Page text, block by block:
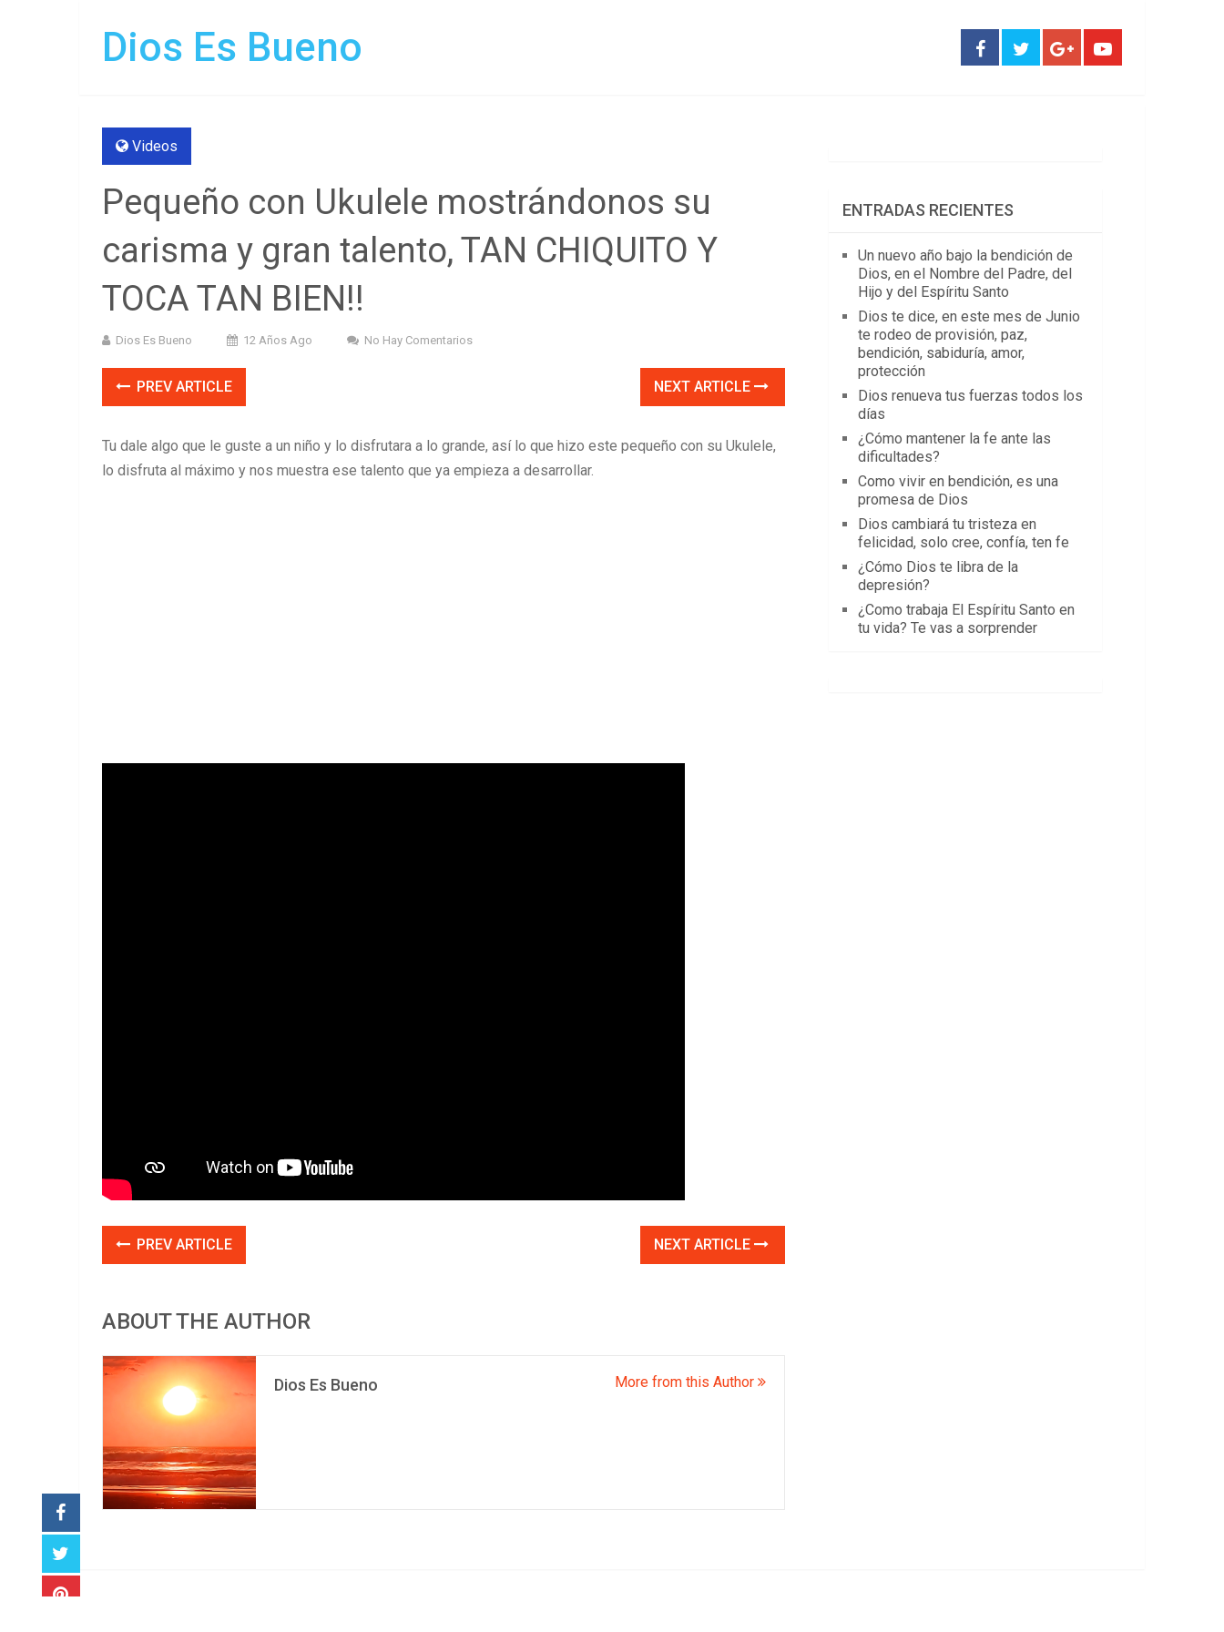
Dios Es Bueno
Videos
Pequeño con Ukulele mostrándonos su
carisma y gran talento, TAN CHIQUITO Y
TOCA TAN BIEN!!
Dios Es Bueno 12 Años Ago No Hay Comentarios
PREV ARTICLE NEXT ARTICLE
Tu dale algo que le guste a un niño y lo disfrutara a lo grande, así lo que hizo este pequeño con su Ukulele,
lo disfruta al máximo y nos muestra ese talento que ya empieza a desarrollar.
PREV ARTICLE NEXT ARTICLE
ABOUT THE AUTHOR
Dios Es Bueno More from this Author
ENTRADAS RECIENTES
Un nuevo año bajo la bendición de
Dios, en el Nombre del Padre, del
Hijo y del Espíritu Santo
Dios te dice, en este mes de Junio
te rodeo de provisión, paz,
bendición, sabiduría, amor,
protección
Dios renueva tus fuerzas todos los
días
¿Cómo mantener la fe ante las
dificultades?
Como vivir en bendición, es una
promesa de Dios
Dios cambiará tu tristeza en
felicidad, solo cree, confía, ten fe
¿Cómo Dios te libra de la
depresión?
¿Como trabaja El Espíritu Santo en
tu vida? Te vas a sorprender